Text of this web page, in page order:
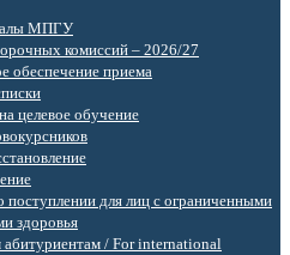
МПГУ
комиссий – 2026/27
обеспечение приема
целевое обучение
для лиц с ограниченными
здоровья
/ For international